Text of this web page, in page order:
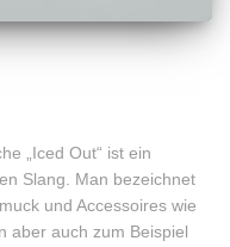
„Iced Out“ ist ein
Slang. Man bezeichnet
und Accessoires wie
aber auch zum Beispiel